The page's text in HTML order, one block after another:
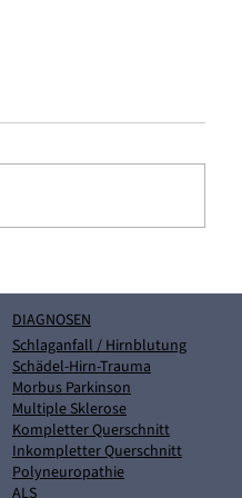
Menschen
DIAGNOSEN
Schlaganfall / Hirnblutung
Schädel-Hirn-Trauma
Morbus Parkinson
Multiple Sklerose
Kompletter Querschnitt
Inkompletter Querschnitt
Polyneuropathie
ALS